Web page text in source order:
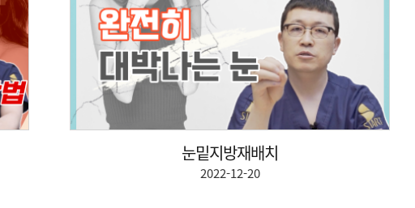
눈밑지방재배치
2022-12-20